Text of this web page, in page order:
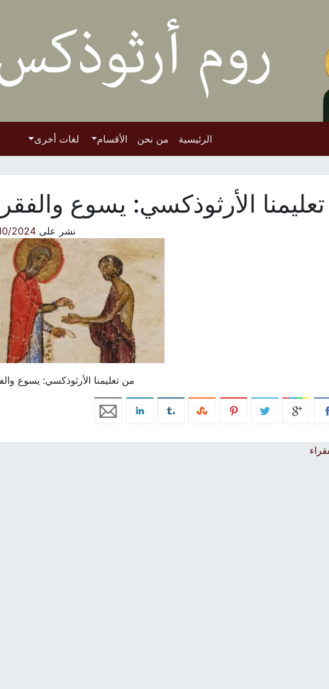
الرئيسية من نحن الأقسام لغات أخرى
الأرثوذكسي: يسوع
نشر على 2024
من تعليمنا الأرثوذكسي: يسوع